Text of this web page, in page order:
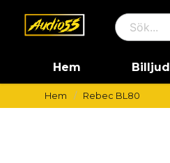
Hem Billjud
Hem Rebec BL80